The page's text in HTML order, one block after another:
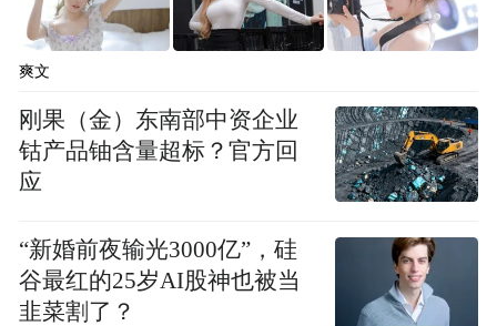
爽文
刚果（金）东南部中资企业
钴产品铀含量超标？官方回
应
“新婚前夜输光3000亿”，硅
谷最红的25岁AI股神也被当
韭菜割了？